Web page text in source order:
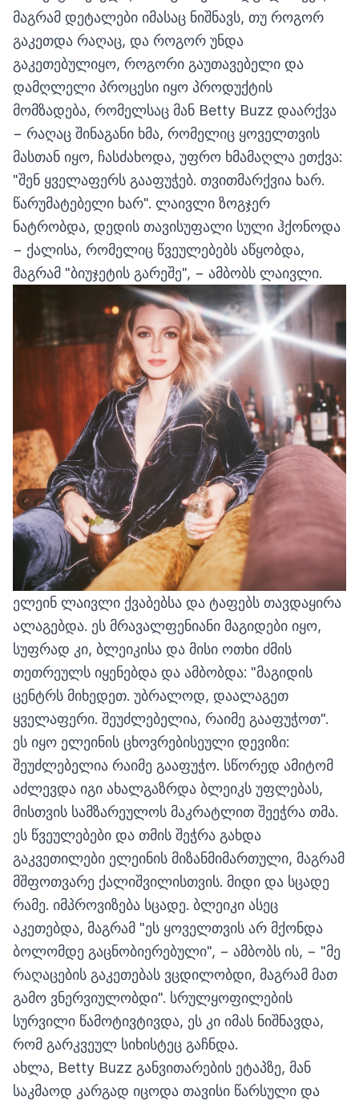
მაგრამ დეტალები იმასაც ნიშნავს, თუ როგორ
გაკეთდა რაღაც, და როგორ უნდა
გაკეთებულიყო, როგორი გაუთავებელი და
დამღლელი პროცესი იყო პროდუქტის
მომზადება, რომელსაც მან Betty Buzz დაარქვა
− რაღაც შინაგანი ხმა, რომელიც ყოველთვის
მასთან იყო, ჩასძახოდა, უფრო ხმამაღლა ეთქვა:
"შენ ყველაფერს გააფუჭებ. თვითმარქვია ხარ.
წარუმატებელი ხარ". ლაივლი ზოგჯერ
ნატრობდა, დედის თავისუფალი სული ჰქონოდა
− ქალისა, რომელიც წვეულებებს აწყობდა,
მაგრამ "ბიუჯეტის გარეშე", − ამბობს ლაივლი.
ელეინ ლაივლი ქვაბებსა და ტაფებს თავდაყირა
ალაგებდა. ეს მრავალფენიანი მაგიდები იყო,
სუფრად კი, ბლეიკისა და მისი ოთხი ძმის
თეთრეულს იყენებდა და ამბობდა: "მაგიდის
ცენტრს მიხედეთ. უბრალოდ, დაალაგეთ
ყველაფერი. შეუძლებელია, რაიმე გააფუჭოთ".
ეს იყო ელეინის ცხოვრებისეული დევიზი:
შეუძლებელია რაიმე გააფუჭო. სწორედ ამიტომ
აძლევდა იგი ახალგაზრდა ბლეიკს უფლებას,
მისთვის სამზარეულოს მაკრატლით შეეჭრა თმა.
ეს წვეულებები და თმის შეჭრა გახდა
გაკვეთილები ელეინის მიზანმიმართული, მაგრამ
მშფოთვარე ქალიშვილისთვის. მიდი და სცადე
რამე. იმპროვიზება სცადე. ბლეიკი ასეც
აკეთებდა, მაგრამ "ეს ყოველთვის არ მქონდა
ბოლომდე გაცნობიერებული", − ამბობს ის, − "მე
რაღაცების გაკეთებას ვცდილობდი, მაგრამ მათ
გამო ვნერვიულობდი". სრულყოფილების
სურვილი წამოტივტივდა, ეს კი იმას ნიშნავდა,
რომ გარკვეულ სიხისტეც გაჩნდა.
ახლა, Betty Buzz განვითარების ეტაპზე, მან
საკმაოდ კარგად იცოდა თავისი წარსული და